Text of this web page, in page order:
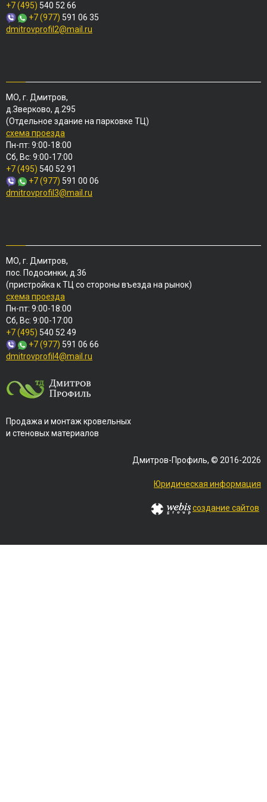
+7 (495) 540 52 66
+7 (977) 591 06 35
dmitrovprofil2@mail.ru
МО, г. Дмитров,
д.Зверково, д.295
(Отдельное здание на парковке ТЦ)
схема проезда
Пн-пт: 9:00-18:00
Сб, Вс: 9:00-17:00
+7 (495) 540 52 91
+7 (977) 591 00 06
dmitrovprofil3@mail.ru
МО, г. Дмитров,
пос. Подосинки, д.36
(пристройка к ТЦ со стороны въезда на рынок)
схема проезда
Пн-пт: 9:00-18:00
Сб, Вс: 9:00-17:00
+7 (495) 540 52 49
+7 (977) 591 06 66
dmitrovprofil4@mail.ru
Продажа и монтаж кровельных
и стеновых материалов
Дмитров-Профиль, © 2016-2026
Юридическая информация
создание сайтов